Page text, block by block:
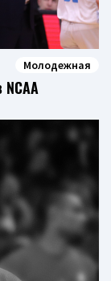
Молодежная